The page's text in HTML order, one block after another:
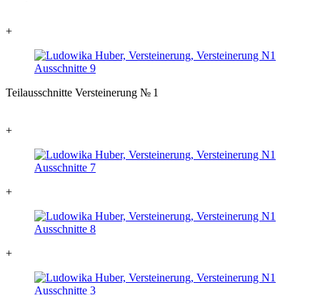
+
Teilausschnitte Versteinerung № 1
+
+
+